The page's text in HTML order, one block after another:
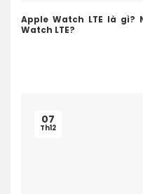
Apple Watch LTE là gì?
Watch LTE?
07
Th12